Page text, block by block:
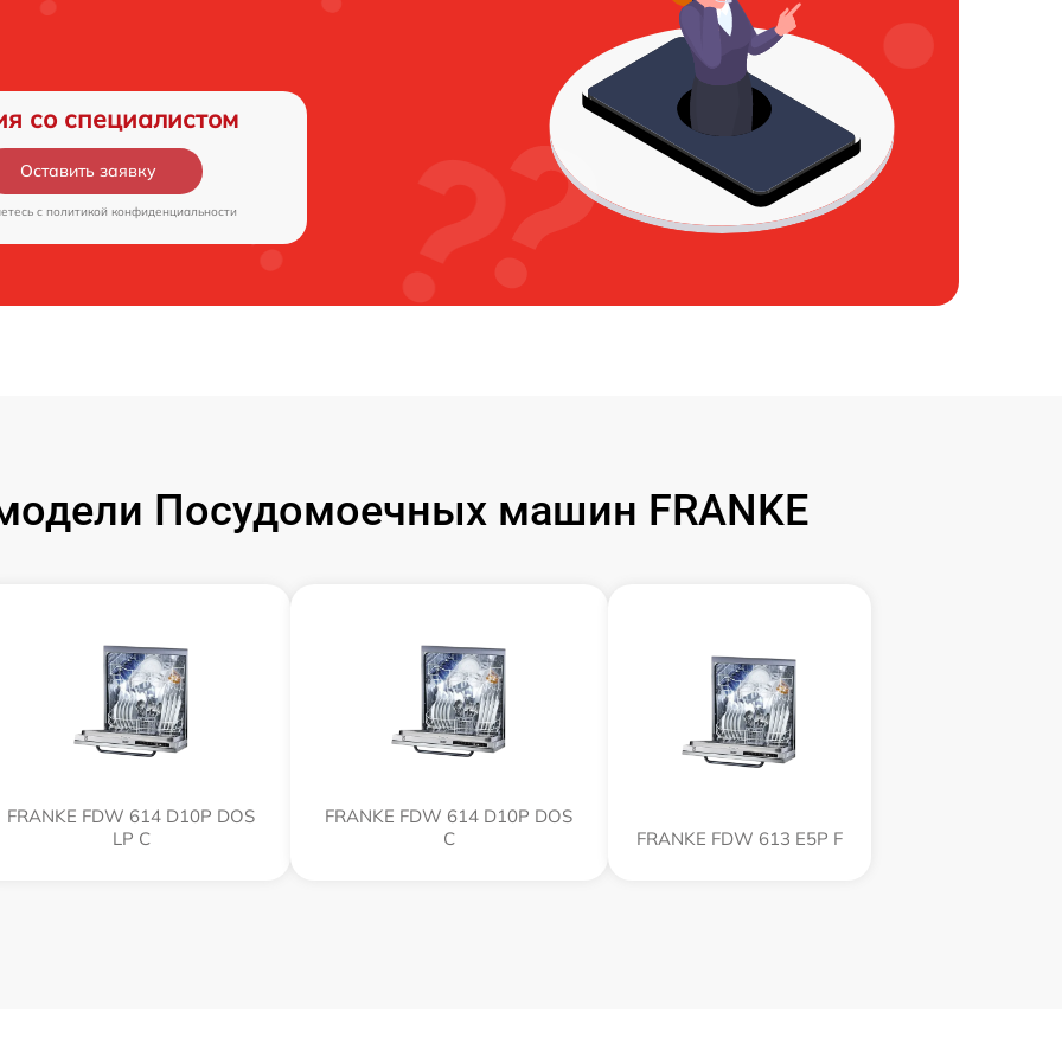
со специалистом
Оставить заявку
c политикой конфиденциальности
Посудомоечных машин FRANKE
FRANKE FDW 614 D10P DOS
LP C
FRANKE FDW 614 D10P DOS
C
FRANKE FDW 613 E5P F